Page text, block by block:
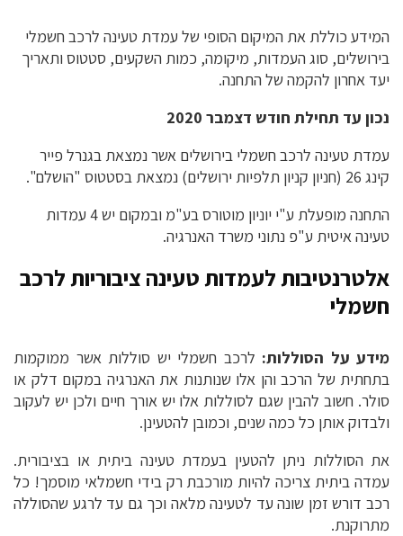
המידע כוללת את המיקום הסופי של עמדת טעינה לרכב חשמלי
בירושלים, סוג העמדות, מיקומה, כמות השקעים, סטטוס ותאריך
יעד אחרון להקמה של התחנה.
נכון עד תחילת חודש דצמבר 2020
עמדת טעינה לרכב חשמלי בירושלים אשר נמצאת בגנרל פייר
קינג 26 (חניון קניון תלפיות ירושלים) נמצאת בסטטוס "הושלם".
התחנה מופעלת ע"י יוניון מוטורס בע"מ ובמקום יש 4 עמדות
טעינה איטית ע"פ נתוני משרד האנרגיה.
אלטרנטיבות לעמדות טעינה ציבוריות לרכב
חשמלי
מידע על הסוללות: לרכב חשמלי יש סוללות אשר ממוקמות
בתחתית של הרכב והן אלו שנותנות את האנרגיה במקום דלק או
סולר. חשוב להבין שגם לסוללות אלו יש אורך חיים ולכן יש לעקוב
ולבדוק אותן כל כמה שנים, וכמובן להטעינן.
את הסוללות ניתן להטעין בעמדת טעינה ביתית או בציבורית.
עמדה ביתית צריכה להיות מורכבת רק בידי חשמלאי מוסמך! כל
רכב דורש זמן שונה עד לטעינה מלאה וכך גם עד לרגע שהסוללה
מתרוקנת.